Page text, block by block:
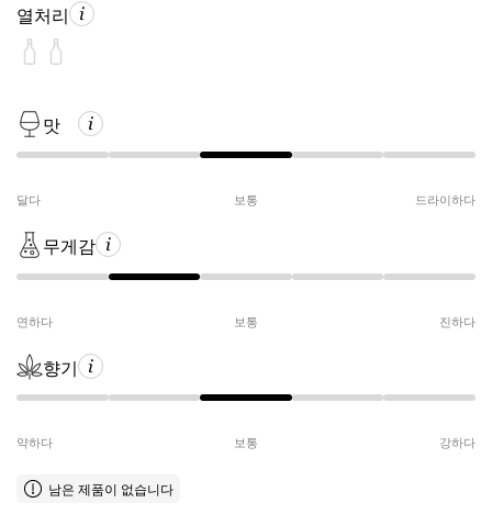
열처리
맛
달다 보통 드라이하다
무게감
연하다 보통 진하다
향기
약하다 보통 강하다
남은 제품이 없습니다